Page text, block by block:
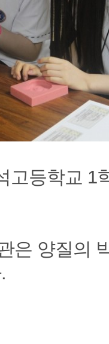
고등학교 1
은 양질의